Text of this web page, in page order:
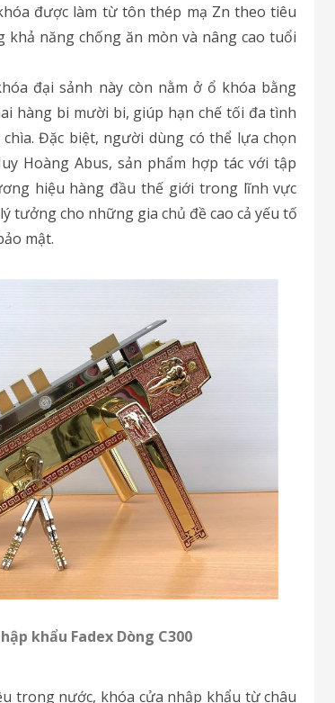
được làm từ tôn thép mạ Zn theo tiêu
khả năng chống ăn mòn và nâng cao tuổi
đại sảnh này còn nằm ở ổ khóa bằng
hàng bi mười bi, giúp hạn chế tối đa tình
Đặc biệt, người dùng có thể lựa chọn
Hoàng Abus, sản phẩm hợp tác với tập
hiệu hàng đầu thế giới trong lĩnh vực
tưởng cho những gia chủ đề cao cả yếu tố
mật.
khẩu Fadex Dòng C300
trong nước, khóa cửa nhập khẩu từ châu